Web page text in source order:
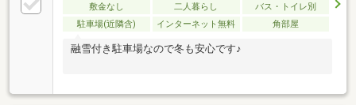
敷金なし 二人暮らし
バス・トイレ別
駐車場(近隣含)
インターネット無料 角部屋
融雪付き駐車場なので冬も安心です♪